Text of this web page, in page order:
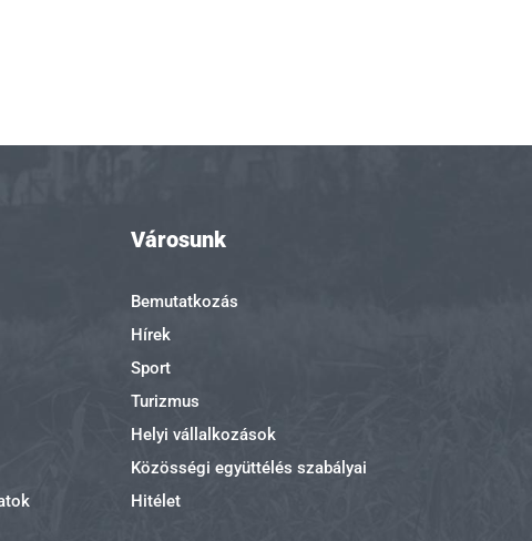
Városunk
Bemutatkozás
Hírek
Sport
Turizmus
Helyi vállalkozások
Közösségi együttélés szabályai
Hitélet